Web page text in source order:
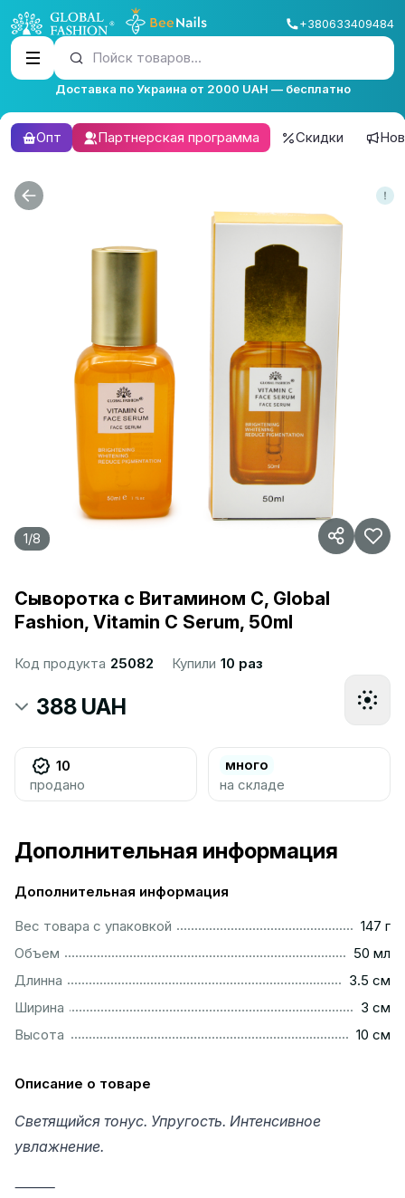
+380633409484
Пойск товаров...
Доставка по Украина от 2000 UAH — бесплатно
Опт Партнерская программа Скидки
1/8
Сыворотка с Витамином С, Global
Fashion, Vitamin C Serum, 50ml
Код продукта 25082 Купили 10 раз
388 UAH
10
продано
много
на складе
Дополнительная информация
Дополнительная информация
Вес товара с упаковкой
147 г
Объем
50 мл
Длинна
3.5 см
Ширина
3 см
Высота
10 см
Описание о товаре
Светящийся тонус. Упругость. Интенсивное
увлажнение.
⸻